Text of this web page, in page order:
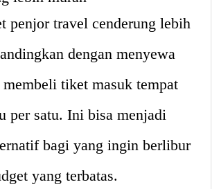
penjor travel cenderung lebih
dengan menyewa
tiket masuk tempat
per satu. Ini bisa menjadi
bagi yang ingin berlibur
yang terbatas.